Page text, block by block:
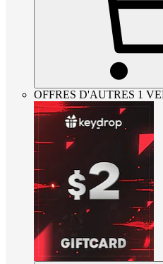
OFFRES D'AUTRES 1